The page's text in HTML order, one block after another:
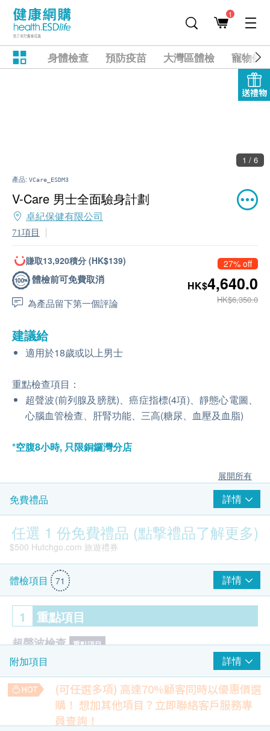
1
身體檢查 預防疫苗 大灣區體檢 寵物健
送禮物
2 / 6
產品: VCare_ESDM3
V-Care 男士全面驗身計劃
卓紀保健有限公司
71項目
賺取13,920積分 (HK$139)
體檢前可免費取消
為產品留下第一個評論
27% off
HK$4,640.0
HK$6,350.0
建議給
適用於18歲或以上男士
重點檢查項目：
超聲波(前列腺及膀胱)、癌症指標(4項)、靜態心電圖、
心腦血管檢查、肝腎功能、三高(糖尿、血壓及血脂)
*空腹8小時, 只限銅鑼灣分店
展開所有
免費禮品 詳情
任選 1 份免費禮品 (點撃禮品了解更多)
$500 Hutchgo.com 旅遊禮券
Smartech - “Mini Cool” 無段變速高速便攜冷凍風扇 (原價$498)
體檢項目 71 詳情
1 重點項目
超聲波檢查 重點項目
前列腺超聲波- 只限男士
膀胱超聲波
重點項目
附加項目 詳情
(可任選多項) 高達70%顧客同時以優惠價選
購！ 想加其他項目？立即聯絡客戶服務專
員查詢！